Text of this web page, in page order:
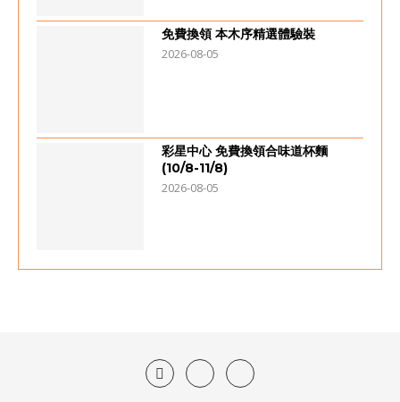
免費換領 本木序精選體驗裝
2026-08-05
彩星中心 免費換領合味道杯麵
(10/8-11/8)
2026-08-05